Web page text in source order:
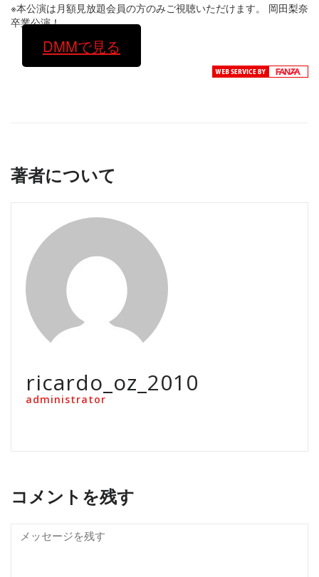
※本公演は月額見放題会員の方のみご視聴いただけます。 岡田梨奈
卒業公演！
DMMで見る
著者について
ricardo_oz_2010
administrator
コメントを残す